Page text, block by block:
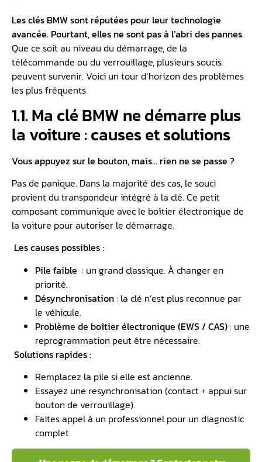
Les clés BMW sont réputées pour leur technologie
avancée. Pourtant, elles ne sont pas à l’abri des pannes.
Que ce soit au niveau du démarrage, de la
télécommande ou du verrouillage, plusieurs soucis
peuvent survenir. Voici un tour d’horizon des problèmes
les plus fréquents
1.1. Ma clé BMW ne démarre plus
la voiture : causes et solutions
Vous appuyez sur le bouton, mais… rien ne se passe ?
Pas de panique. Dans la majorité des cas, le souci
provient du transpondeur intégré à la clé. Ce petit
composant communique avec le boîtier électronique de
la voiture pour autoriser le démarrage.
Les causes possibles :
Pile faible : un grand classique. À changer en
priorité.
Désynchronisation: la clé n’est plus reconnue par
le véhicule.
Problème de boîtier électronique (EWS / CAS): une
reprogrammation peut être nécessaire.
Solutions rapides :
Remplacez la pile si elle est ancienne.
Essayez une resynchronisation (contact + appui sur
bouton de verrouillage).
Faites appel à un professionnel pour un diagnostic
complet.